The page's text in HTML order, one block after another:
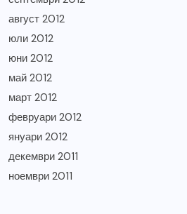
август 2012
юли 2012
юни 2012
май 2012
март 2012
февруари 2012
януари 2012
декември 2011
ноември 2011